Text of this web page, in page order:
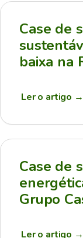
Case de
baixa na
Ler o artigo →
Case de
Grupo
Ler o artigo →